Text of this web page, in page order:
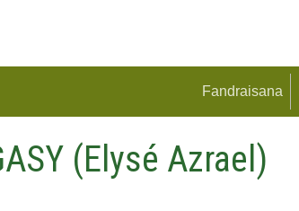
Fandraisana
(Elysé Azrael)